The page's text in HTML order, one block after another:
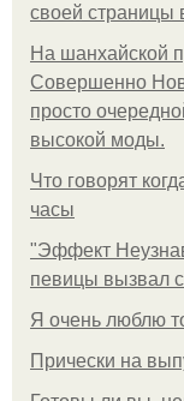
своей страницы
На шанхайской
Совершенно
просто
высокой моды.
Что говорят
часы
"Эффект
певицы вызвал
Я очень люблю
Прически на